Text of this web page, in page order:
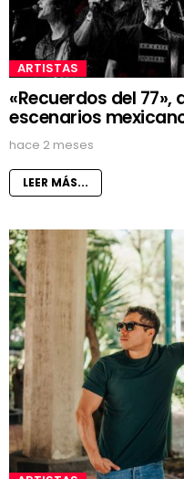
ARTISTAS
«Recuerdos del
escenarios
hace 2 meses
LEER MÁS...